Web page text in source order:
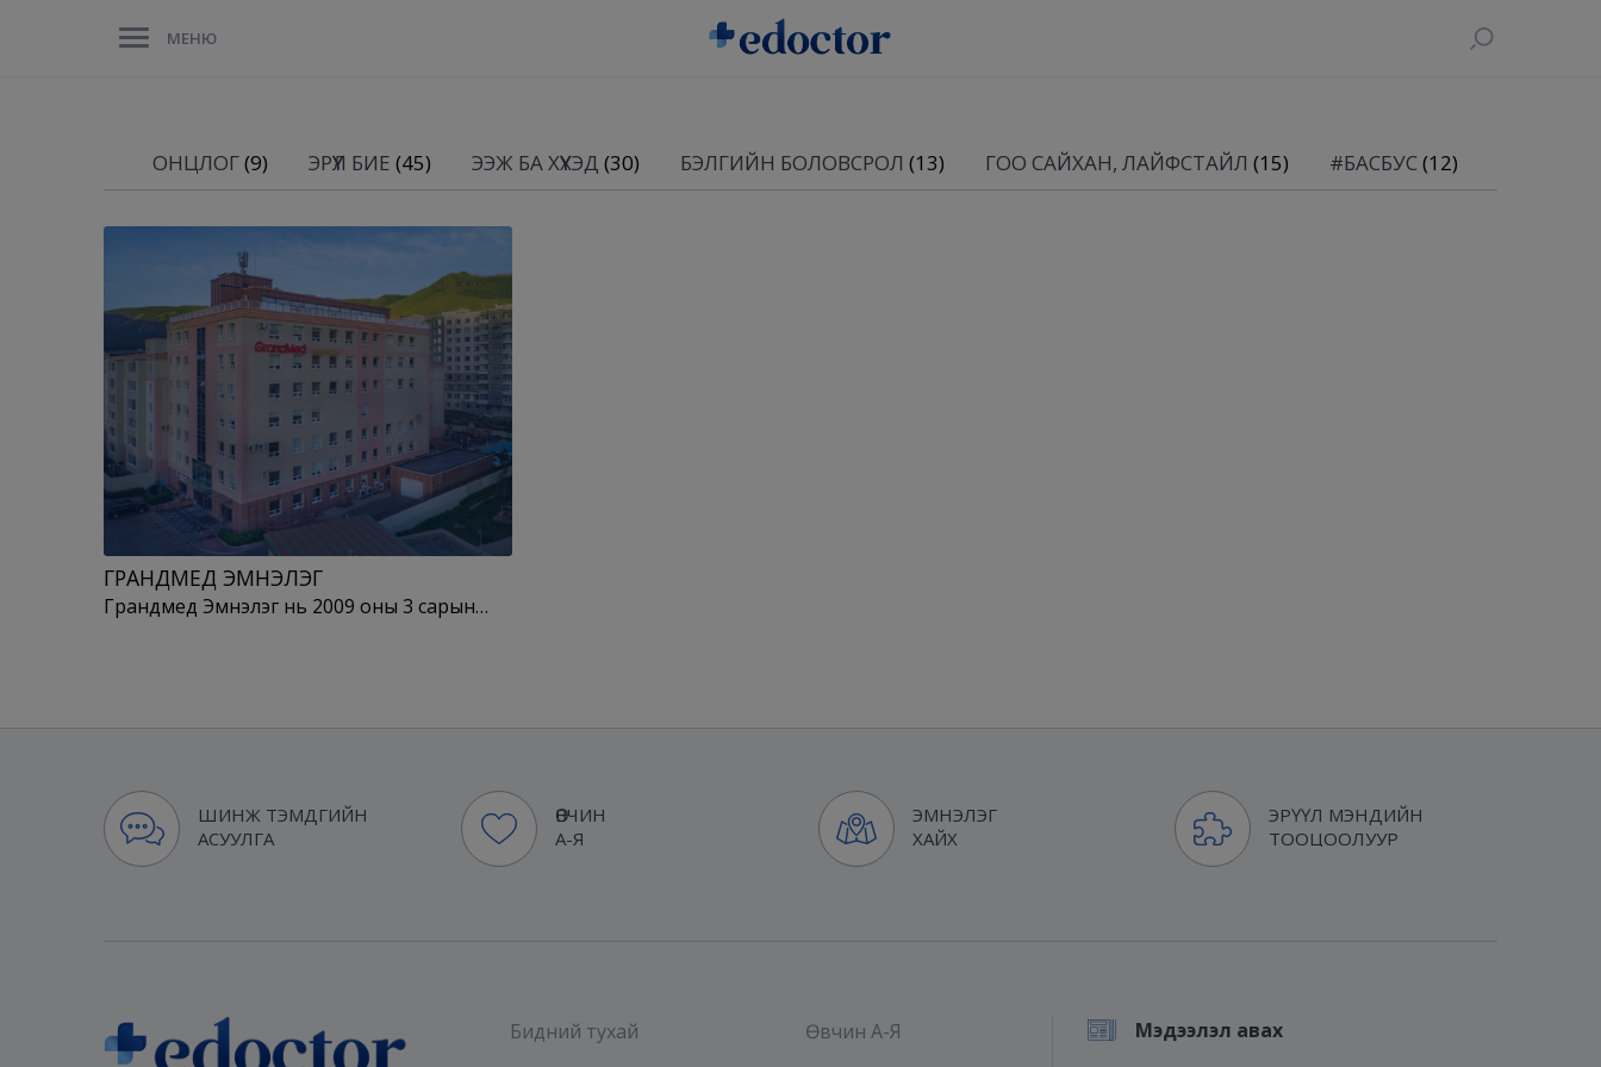
МЕНЮ
ОНЦЛОГ(9) ЭРҮҮЛ БИЕ (45) ЭЭЖ БА ХҮҮХЭД (30) БЭЛГИЙН БОЛОВСРОЛ (13) ГОО САЙХАН, ЛАЙФСТАЙЛ (15) #БАСБУС(12)
ГРАНДМЕД ЭМНЭЛЭГ
Грандмед Эмнэлэг нь 2009 оны 3 сарын…
ШИНЖ ТЭМДГИЙН
АСУУЛГА
ӨВЧИН
А-Я
ЭМНЭЛЭГ
ХАЙХ
ЭРҮҮЛ МЭНДИЙН
ТООЦООЛУУР
Бидний тухай Өвчин А-Я Мэдээлэл авах